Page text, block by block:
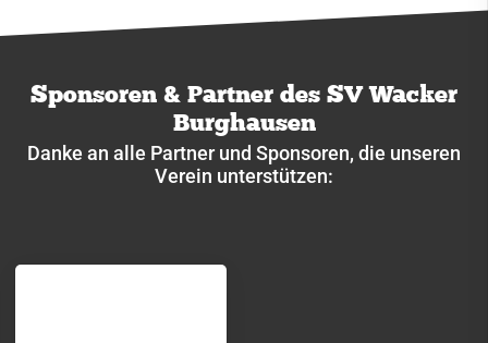
Sponsoren & Partner des SV Wacker
Burghausen
Danke an alle Partner und Sponsoren, die unseren
Verein unterstützen: